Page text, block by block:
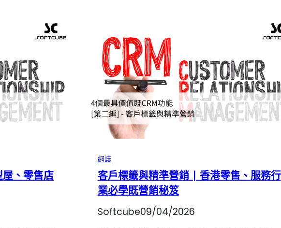
、零售店
網誌
客戶標籤與精準營銷 | 香港零售、服務行
業必學既營銷秘笈
Softcube09/04/2026